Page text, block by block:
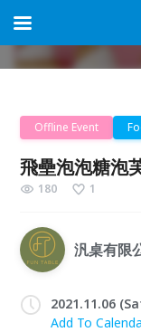
Offline Event
飛壘泡泡糖泡
180 1
汎桌有限
2021.11.06
Add To